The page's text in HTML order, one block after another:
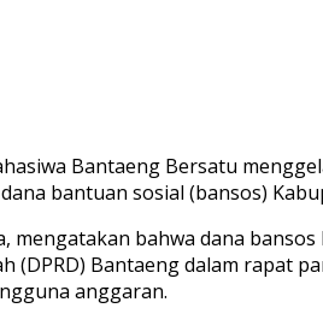
Bantaeng Bersatu
bantuan sosial (bansos)
mengatakan bahwa dana
(DPRD) Bantaeng dalam rapat
anggaran.